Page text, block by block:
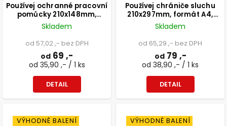
Používej ochranné pracovní
pomůcky 210x148mm,
formát A5, samolepka
Skladem
od 57,02 ,- bez DPH
od 69 ,-
od 35,90 ,- / 1 ks
DETAIL
Používej chrániče sluchu
210x297mm, formát A4,
plastová tabulka
Skladem
od 65,29 ,- bez DPH
od79 ,-
od 38,90 ,- / 1 ks
DETAIL
VÝHODNÉ BALENÍ VÝHODNÉ BALENÍ